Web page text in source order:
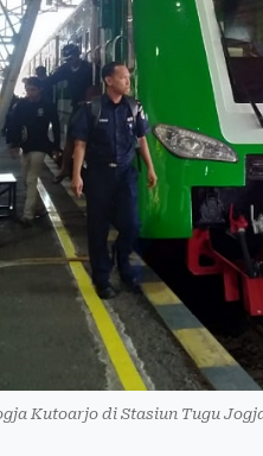
Kutoarjo di Stasiun Tugu